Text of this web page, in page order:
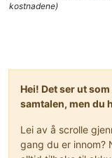
kostnadene)
Hei! Det ser ut
samtalen, men du
Lei av å scrolle
gang du er innom?